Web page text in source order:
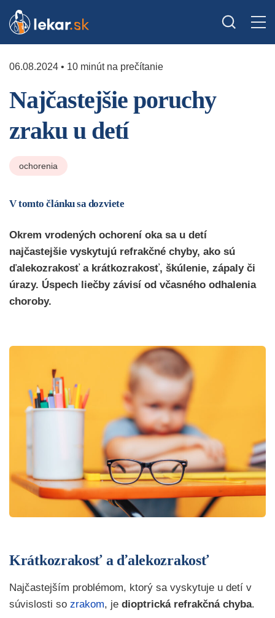
06.08.2024 • 10 minút na prečítanie
Najčastejšie poruchy
zraku u detí
ochorenia
V tomto článku sa dozviete
Okrem vrodených ochorení oka sa u detí
najčastejšie vyskytujú refrakčné chyby, ako sú
ďalekozrakosť a krátkozrakosť, škúlenie, zápaly či
úrazy. Úspech liečby závisí od včasného odhalenia
choroby.
Krátkozrakosť a ďalekozrakosť
Najčastejším problémom, ktorý sa vyskytuje u detí v
súvislosti so zrakom, je dioptrická refrakčná chyba.